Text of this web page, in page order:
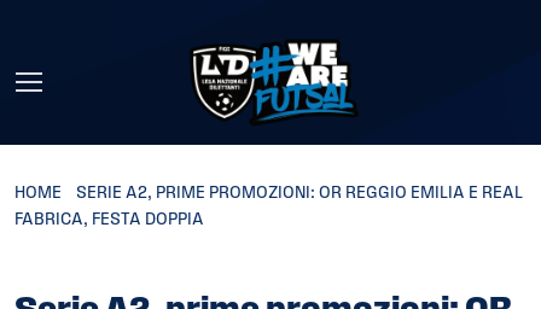
HOME
SERIE A2, PRIME PROMOZIONI: OR REGGIO EMILIA E REAL
FABRICA, FESTA DOPPIA